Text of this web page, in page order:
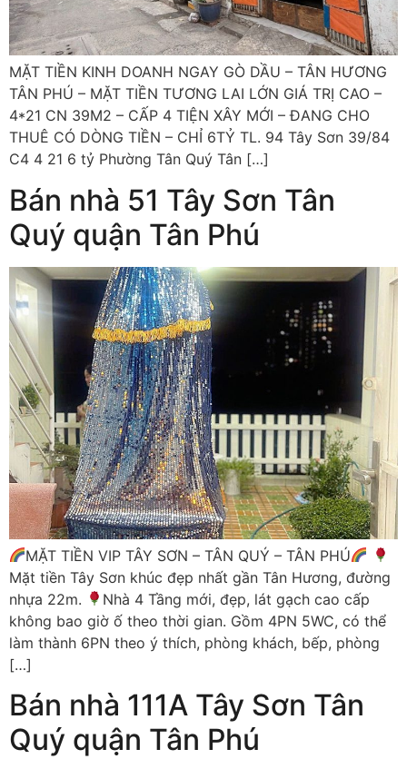
MẶT TIỀN KINH DOANH NGAY GÒ DẦU – TÂN HƯƠNG
TÂN PHÚ – MẶT TIỀN TƯƠNG LAI LỚN GIÁ TRỊ CAO –
4*21 CN 39M2 – CẤP 4 TIỆN XÂY MỚI – ĐANG CHO
THUÊ CÓ DÒNG TIỀN – CHỈ 6TỶ TL. 94 Tây Sơn 39/84
C4 4 21 6 tỷ Phường Tân Quý Tân […]
Bán nhà 51 Tây Sơn Tân
Quý quận Tân Phú
MẶT TIỀN VIP TÂY SƠN – TÂN QUÝ – TÂN PHÚ
Mặt tiền Tây Sơn khúc đẹp nhất gần Tân Hương, đường
nhựa 22m.
Nhà 4 Tầng mới, đẹp, lát gạch cao cấp
không bao giờ ố theo thời gian. Gồm 4PN 5WC, có thể
làm thành 6PN theo ý thích, phòng khách, bếp, phòng
[…]
Bán nhà 111A Tây Sơn Tân
Quý quận Tân Phú